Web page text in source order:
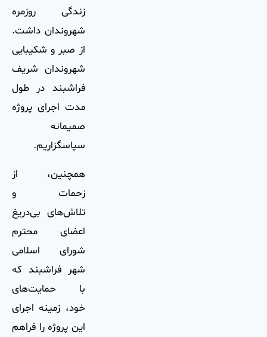
زندگی روزمره
شهروندان داشت.
از صبر و شکیبایی
شهروندان شریف
فراشبند در طول
مدت اجرای پروژه
صمیمانه
سپاسگزاریم.
همچنین، از
زحمات و
تلاش‌های بی‌دریغ
اعضای محترم
شورای اسلامی
شهر فراشبند که
با حمایت‌های
خود، زمینه اجرای
این پروژه را فراهم